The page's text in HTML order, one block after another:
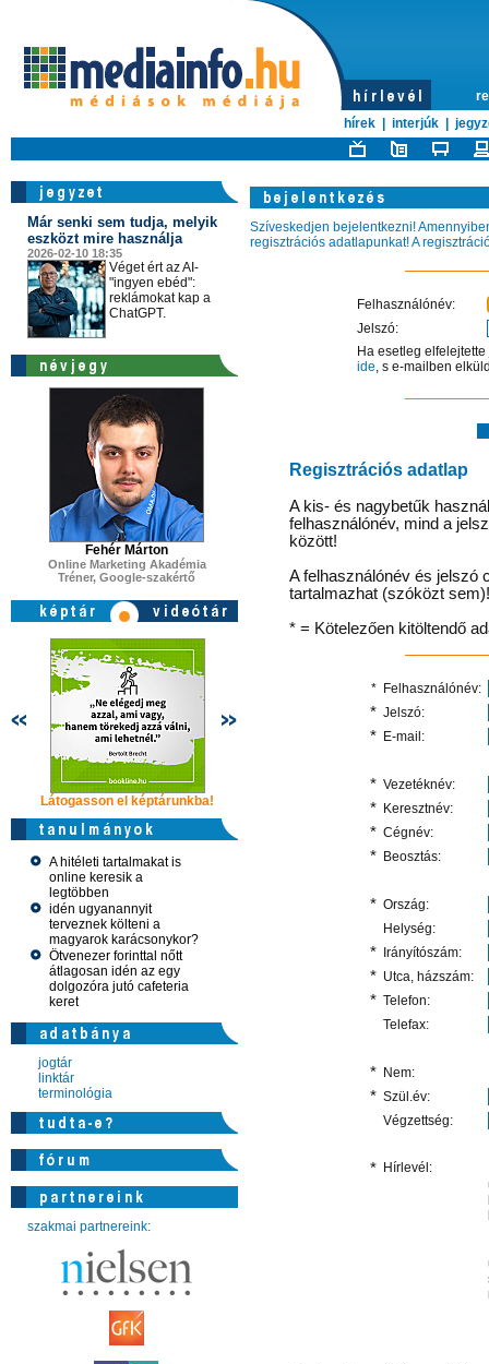
hírek
interjúk
Már senki sem tudja, melyik
eszközt mire használja
2026-02-10 18:35
Véget ért az AI-
"ingyen ebéd":
reklámokat kap a
ChatGPT.
Fehér Márton
Online Marketing Akadémia
Tréner, Google-szakértő
Látogasson el képtárunkba! Látogasson el képtárunkba!
A hitéleti tartalmakat is
online keresik a
legtöbben
idén ugyanannyit
terveznek költeni a
magyarok karácsonykor?
Ötvenezer forinttal nőtt
átlagosan idén az egy
dolgozóra jutó cafeteria
keret
jogtár
linktár
terminológia
szakmai partnereink:
Szíveskedjen bejelentkezni!
regisztrációs adatlapunkat! A
Felhasználónév:
Jelszó:
Ha esetleg
ide, s e-mailben
Regisztrációs adatlap
A kis- és nagybetűk
felhasználónév, mind a
között!
A felhasználónév és jelszó
tartalmazhat (szóközt sem)!
* = Kötelezően kitöltendő
* Felhasználónév:
* Jelszó:
* E-mail:
* Vezetéknév:
* Keresztnév:
* Cégnév:
* Beosztás:
* Ország:
Helység:
* Irányítószám:
* Utca, házszám:
* Telefon:
Telefax:
* Nem:
* Szül.év:
Végzettség:
* Hírlevél: